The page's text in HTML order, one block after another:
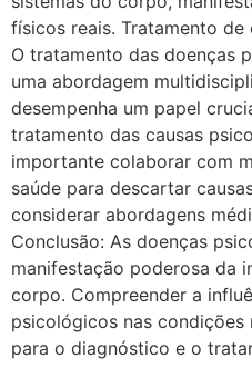
físicos reais. Tratamento
O tratamento das doenças
uma abordagem
desempenha um papel
tratamento das causas
importante colaborar com
saúde para descartar
considerar abordagens
Conclusão: As doenças
manifestação poderosa da
corpo. Compreender a
psicológicos nas condições
para o diagnóstico e o